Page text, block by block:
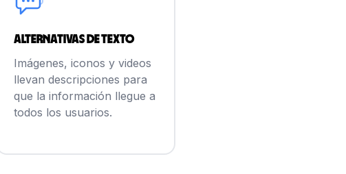
Alternativas de texto
Imágenes, iconos y videos
llevan descripciones para
que la información llegue a
todos los usuarios.